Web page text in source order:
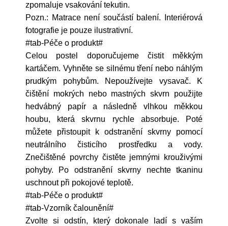
zpomaluje vsakování tekutin.
Pozn.: Matrace není součástí balení. Interiérová
fotografie je pouze ilustrativní.
#tab-Péče o produkt#
Celou postel doporučujeme čistit měkkým
kartáčem. Vyhněte se silnému tření nebo náhlým
prudkým pohybům. Nepoužívejte vysavač. K
čištění mokrých nebo mastných skvrn použijte
hedvábný papír a následně vlhkou měkkou
houbu, která skvrnu rychle absorbuje. Poté
můžete přistoupit k odstranění skvrny pomocí
neutrálního čisticího prostředku a vody.
Znečištěné povrchy čistěte jemnými krouživými
pohyby. Po odstranění skvrny nechte tkaninu
uschnout při pokojové teplotě.
#tab-Péče o produkt#
#tab-Vzorník čalounění#
Zvolte si odstín, který dokonale ladí s vaším